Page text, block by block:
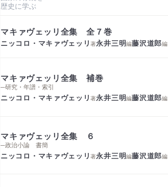
歴史に学ぶ
マキァヴェッリ全集 全７巻
ニッコロ・マキァヴェッリ著永井三明編藤沢道郎編
マキァヴェッリ全集 補巻
─研究・年譜・索引
ニッコロ・マキァヴェッリ著永井三明編藤沢道郎編
マキァヴェッリ全集 ６
─政治小論 書簡
ニッコロ・マキァヴェッリ著永井三明編藤沢道郎編